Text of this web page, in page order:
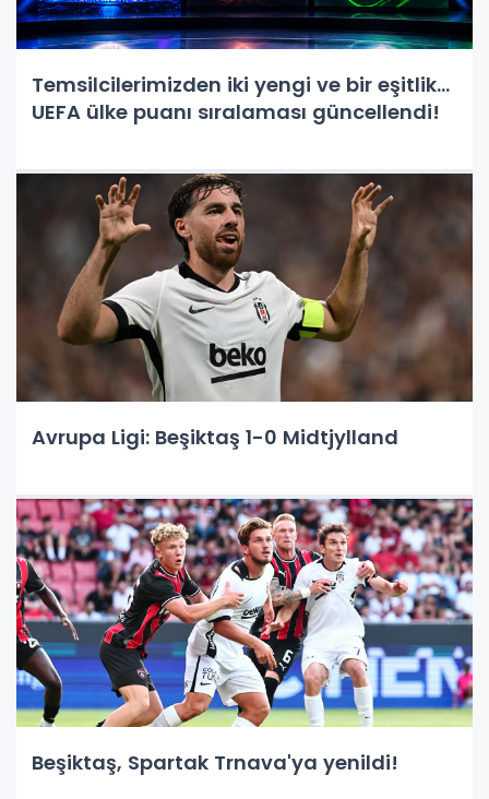
Temsilcilerimizden iki yengi ve bir eşitlik...
UEFA ülke puanı sıralaması güncellendi!
Avrupa Ligi: Beşiktaş 1-0 Midtjylland
Beşiktaş, Spartak Trnava'ya yenildi!